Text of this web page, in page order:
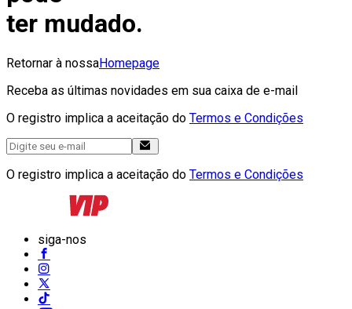
ter mudado.
Retornar à nossaHomepage
Receba as últimas novidades em sua caixa de e-mail
O registro implica a aceitação do Termos e Condições
O registro implica a aceitação do Termos e Condições
siga-nos